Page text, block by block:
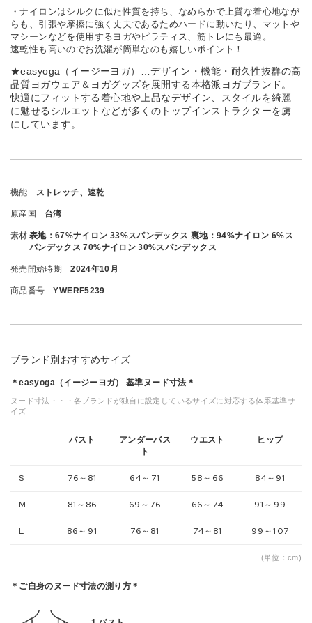
・ナイロンはシルクに似た性質を持ち、なめらかで上質な着心地なが
らも、引張や摩擦に強く丈夫であるためハードに動いたり、マットや
マシーンなどを使用するヨガやピラティス、筋トレにも最適。
速乾性も高いのでお洗濯が簡単なのも嬉しいポイント！
★easyoga（イージーヨガ）…デザイン・機能・耐久性抜群の高
品質ヨガウェア＆ヨガグッズを展開する本格派ヨガブランド。
快適にフィットする着心地や上品なデザイン、スタイルを綺麗
に魅せるシルエットなどが多くのトップインストラクターを虜
にしています。
機能 ストレッチ、速乾
原産国 台湾
素材 表地：67%ナイロン 33%スパンデックス 裏地：94%ナイロン 6%ス
パンデックス 70%ナイロン 30%スパンデックス
発売開始時期 2024年10月
商品番号 YWERF5239
ブランド別おすすめサイズ
＊easyoga（イージーヨガ） 基準ヌード寸法＊
ヌード寸法・・・各ブランドが独自に設定しているサイズに対応する体系基準サ
イズ
バスト
アンダーバス
ト
ウエスト ヒップ
S 76～81 64～71 58～66 84～91
M 81～86 69～76 66～74 91～99
L 86～91 76～81 74～81 99～107
(単位：cm)
＊ご自身のヌード寸法の測り方＊